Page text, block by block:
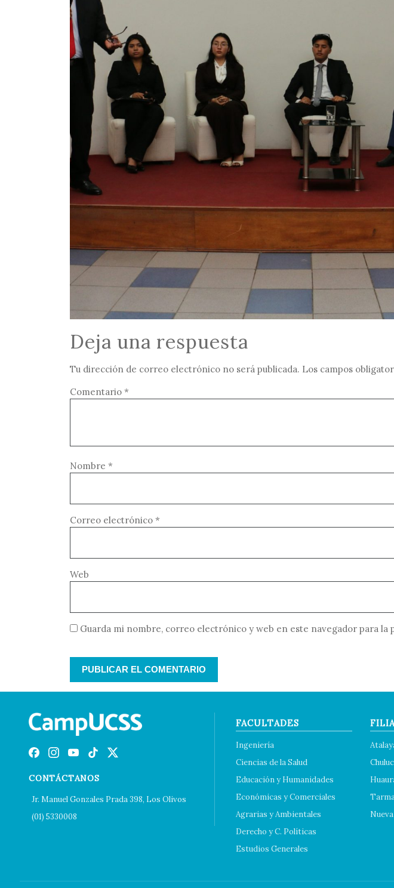
Deja una respuesta
Tu dirección de correo electrónico no será publicada. Los campos
Comentario *
Nombre *
Correo electrónico *
Web
Guarda mi nombre, correo electrónico y web en este navegador para la
CONTÁCTANOS
Jr. Manuel Gonzales Prada 398, Los Olivos
(01) 5330008
FACULTADES
Ingeniería
Ciencias de la Salud
Educación y Humanidades
Económicas y Comerciales
Agrarias y Ambientales
Derecho y C. Políticas
Estudios Generales